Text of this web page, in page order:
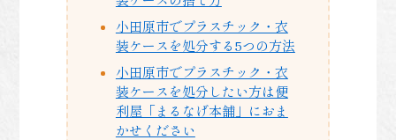
小田原市でプラスチック・衣
装ケースを処分する5つの方法
小田原市でプラスチック・衣
装ケースを処分したい方は便
利屋「まるなげ本舗」におま
かせください